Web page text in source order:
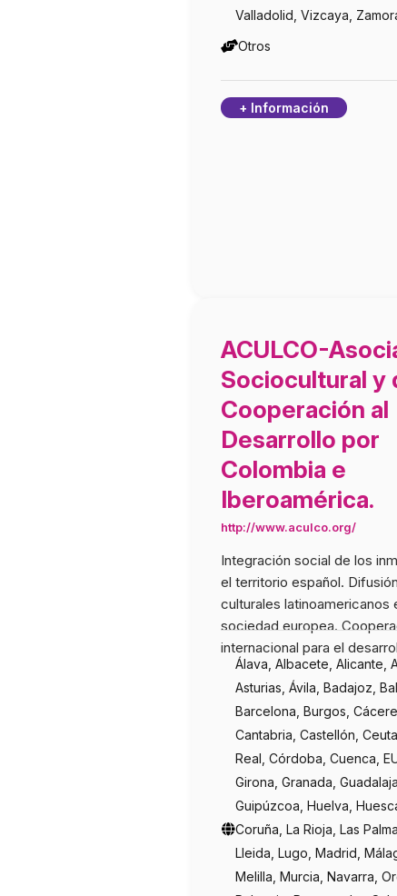
Valladolid, Vizcaya,
Otros
+ Información
ACULCO-
Sociocultural y
Cooperación al
Desarrollo por
Colombia e
Iberoamérica.
http://www.aculco.org/
Integración social de los
el territorio español.
culturales latinoamericanos
sociedad europea.
internacional para el
Álava, Albacete, Alicante,
Asturias, Ávila, Badajoz,
Barcelona, Burgos,
Cantabria, Castellón,
Real, Córdoba, Cuenca,
Girona, Granada,
Guipúzcoa, Huelva,
Coruña, La Rioja, Las
Lleida, Lugo, Madrid,
Melilla, Murcia, Navarra,